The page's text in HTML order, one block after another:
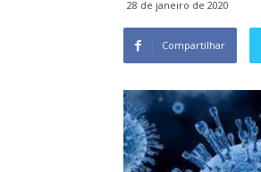
28 de janeiro de 2020
Compartilhar